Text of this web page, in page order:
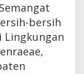
bersih
Lingkungan